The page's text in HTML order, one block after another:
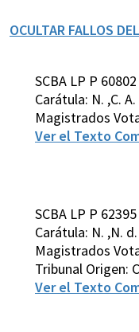
OCULTAR FALLOS
SCBA LP P
Carátula: N. ,C.
Magistrados
Ver el Texto
SCBA LP P
Carátula: N. ,N.
Magistrados
Tribunal Origen:
Ver el Texto